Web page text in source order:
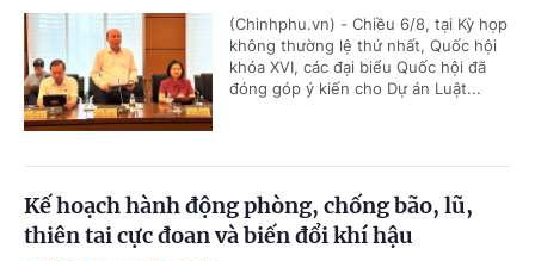
(Chinhphu.vn) - Chiều 6/8, tại Kỳ họp
không thường lệ thứ nhất, Quốc hội
khóa XVI, các đại biểu Quốc hội đã
đóng góp ý kiến cho Dự án Luật...
Kế hoạch hành động phòng, chống bão, lũ,
thiên tai cực đoan và biến đổi khí hậu